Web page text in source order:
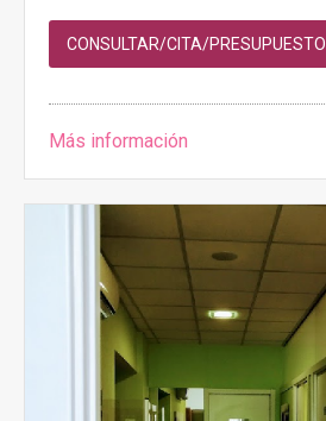
CONSULTAR/CITA/PRESUPUESTO
Más información